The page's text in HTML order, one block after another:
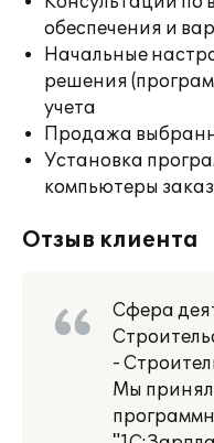
обеспечения и
Начальные
решения
учета
Продажа
Установка
компьютеры
Отзыв клиента
Сфера
-
Мы